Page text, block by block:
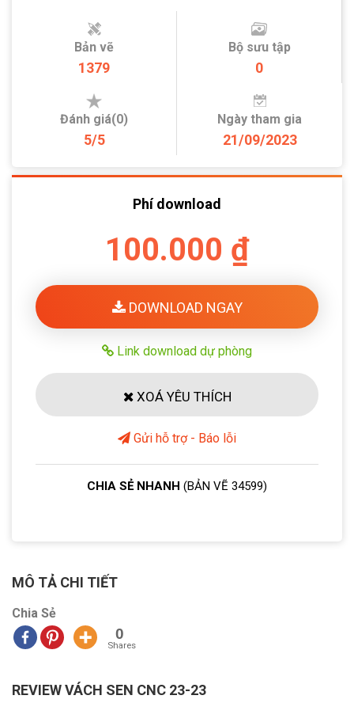
Bản vẽ
1379
Bộ sưu tập
0
Đánh giá(0)
5/5
Ngày tham gia
21/09/2023
Phí download
100.000 ₫
DOWNLOAD NGAY
Link download dự phòng
XOÁ YÊU THÍCH
Gửi hỗ trợ - Báo lỗi
CHIA SẺ NHANH (BẢN VẼ 34599)
MÔ TẢ CHI TIẾT
Chia Sẻ
0
Shares
REVIEW VÁCH SEN CNC 23-23